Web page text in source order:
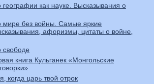
как науке. Высказывания о
мире без войны. Самые яркие
афоризмы, цитаты о войне,
свободе
книга Кульганек «Монгольские
когда царь твой отрок